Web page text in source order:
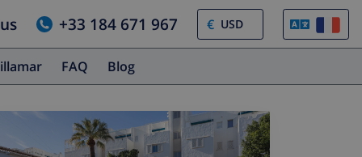
+33 184 671 967 €
FAQ Blog